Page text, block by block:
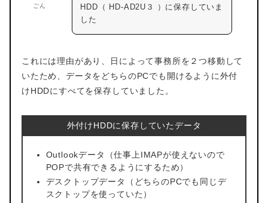
ごん
HDD（ HD-AD2U３ ）に保存していま
した
これには理由があり、日によって事務所を２つ移動して
いたため、データをどちらのPCでも開けるように外付
けHDDにすべてを保存していました。
外付けHDDに保存していたデータ
Outlookデータ（仕事上IMAPが使えないので
POPで共有できるようにするため）
デスクトップデータ（どちらのPCでも同じデ
スクトップを使っていた）